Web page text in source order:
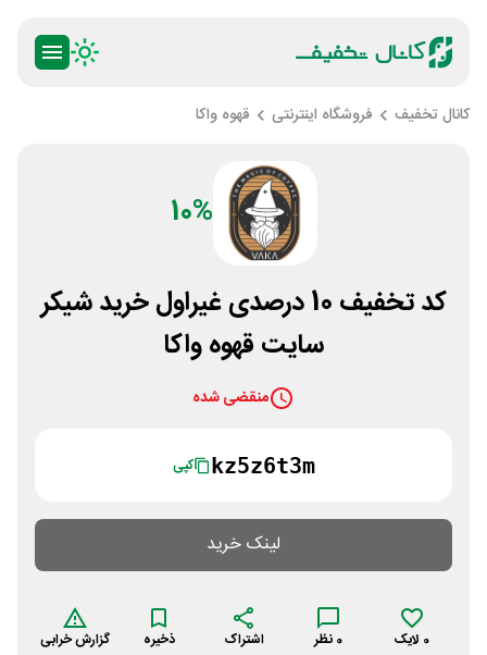
کانال تخفیف فروشگاه اینترنتی قهوه واکا
10%
کد تخفیف 10 درصدی غیراول خرید شیکر
سایت قهوه واکا
منقضی شده
kz5z6t3m کپی
لینک خرید
0 لایک 0 نظر اشتراک ذخیره گزارش خرابی